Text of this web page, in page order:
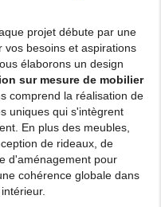
projet débute par une
vos besoins et aspirations
élaborons un design
sur mesure de mobilier
comprend la réalisation de
uniques qui s'intègrent
En plus des meubles,
de rideaux, de
d'aménagement pour
cohérence globale dans